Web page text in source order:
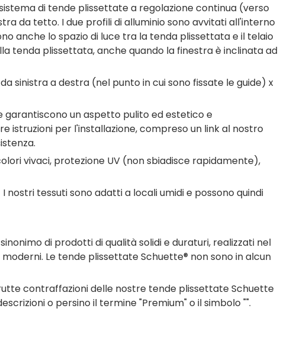
di tende plissettate a regolazione continua (verso
da tetto. I due profili di alluminio sono avvitati all'interno
anche lo spazio di luce tra la tenda plissettata e il telaio
tenda plissettata, anche quando la finestra è inclinata ad
sinistra a destra (nel punto in cui sono fissate le guide) x
un aspetto pulito ed estetico e
istruzioni per l'installazione, compreso un link al nostro
vivaci, protezione UV (non sbiadisce rapidamente),
tessuti sono adatti a locali umidi e possono quindi
di prodotti di qualità solidi e duraturi, realizzati nel
Le tende plissettate Schuette® non sono in alcun
contraffazioni delle nostre tende plissettate Schuette
o persino il termine "Premium" o il simbolo "".